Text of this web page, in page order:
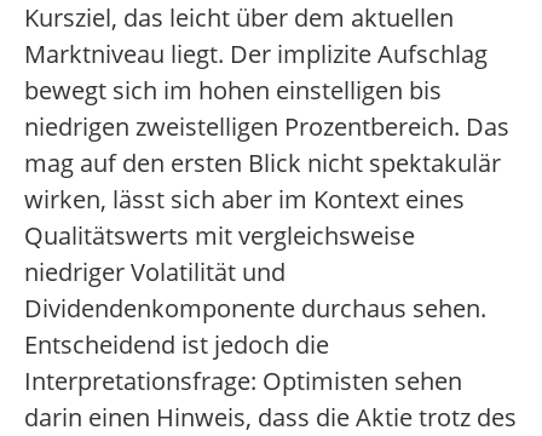
Kursziel, das leicht über dem aktuellen
Marktniveau liegt. Der implizite Aufschlag
bewegt sich im hohen einstelligen bis
niedrigen zweistelligen Prozentbereich. Das
mag auf den ersten Blick nicht spektakulär
wirken, lässt sich aber im Kontext eines
Qualitätswerts mit vergleichsweise
niedriger Volatilität und
Dividendenkomponente durchaus sehen.
Entscheidend ist jedoch die
Interpretationsfrage: Optimisten sehen
darin einen Hinweis, dass die Aktie trotz des